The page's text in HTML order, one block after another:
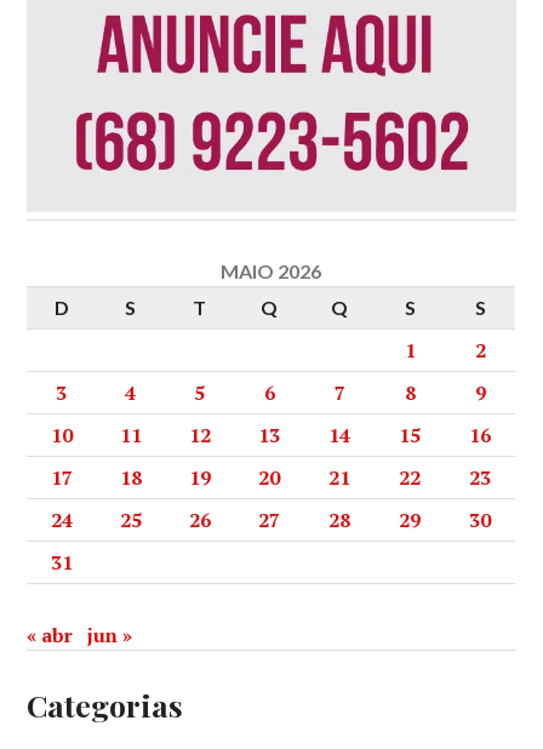
MAIO 2026
D
S T Q Q S S
1
2
3
4 5 6 7 8
9
10
11 12 13 14 15
16
17
18 19 20 21 22
23
24
25 26 27 28 29
30
31
« abr jun »
Categorias